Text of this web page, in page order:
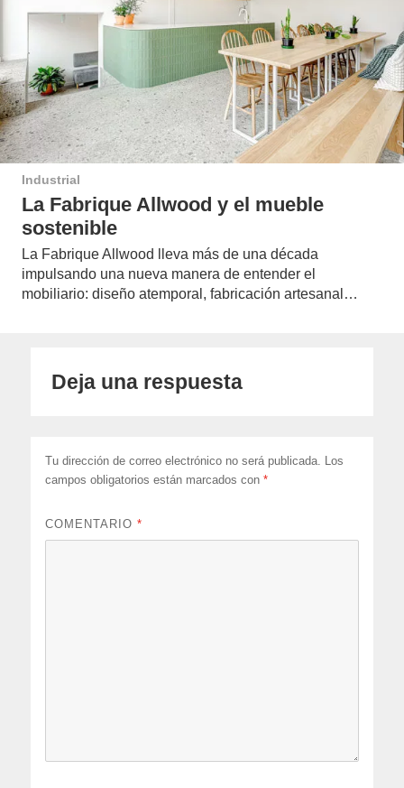
Industrial
La Fabrique Allwood y el mueble
sostenible
La Fabrique Allwood lleva más de una década
impulsando una nueva manera de entender el
mobiliario: diseño atemporal, fabricación artesanal…
Deja una respuesta
Tu dirección de correo electrónico no será publicada. Los
campos obligatorios están marcados con*
COMENTARIO*